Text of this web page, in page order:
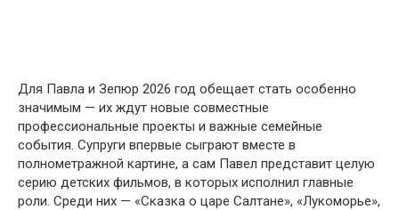
Для Павла и Зепюр 2026 год обещает стать особенно
значимым — их ждут новые совместные
профессиональные проекты и важные семейные
события. Супруги впервые сыграют вместе в
полнометражной картине, а сам Павел представит целую
серию детских фильмов, в которых исполнил главные
роли. Среди них — «Сказка о царе Салтане», «Лукоморье»,